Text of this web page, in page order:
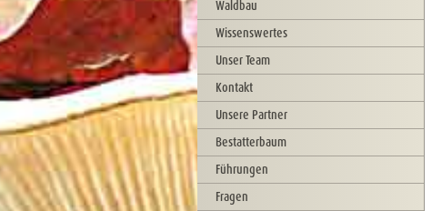
Waldbau
Wissenswertes
Unser Team
Kontakt
Unsere Partner
Bestatterbaum
Führungen
Fragen